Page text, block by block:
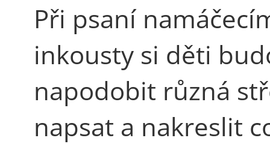
Při psaní
inkousty si děti
napodobit různá
napsat a nakreslit